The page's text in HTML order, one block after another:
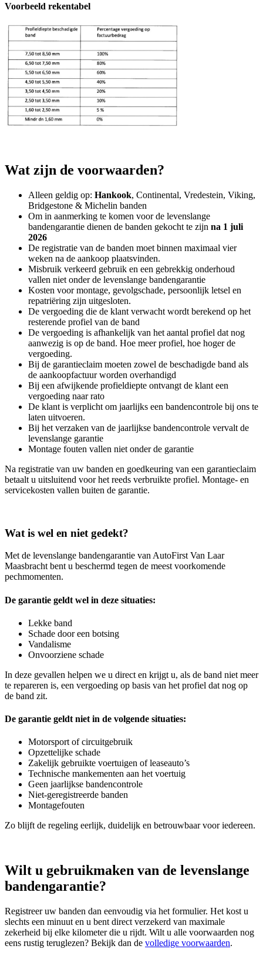
Voorbeeld rekentabel
Wat zijn de voorwaarden?
Alleen geldig op: Hankook, Continental, Vredestein, Viking,
Bridgestone & Michelin banden
Om in aanmerking te komen voor de levenslange
bandengarantie dienen de banden gekocht te zijn na 1 juli
2026
De registratie van de banden moet binnen maximaal vier
weken na de aankoop plaatsvinden.
Misbruik verkeerd gebruik en een gebrekkig onderhoud
vallen niet onder de levenslange bandengarantie
Kosten voor montage, gevolgschade, persoonlijk letsel en
repatriëring zijn uitgesloten.
De vergoeding die de klant verwacht wordt berekend op het
resterende profiel van de band
De vergoeding is afhankelijk van het aantal profiel dat nog
aanwezig is op de band. Hoe meer profiel, hoe hoger de
vergoeding.
Bij de garantieclaim moeten zowel de beschadigde band als
de aankoopfactuur worden overhandigd
Bij een afwijkende profieldiepte ontvangt de klant een
vergoeding naar rato
De klant is verplicht om jaarlijks een bandencontrole bij ons te
laten uitvoeren.
Bij het verzaken van de jaarlijkse bandencontrole vervalt de
levenslange garantie
Montage fouten vallen niet onder de garantie
Na registratie van uw banden en goedkeuring van een garantieclaim
betaalt u uitsluitend voor het reeds verbruikte profiel. Montage- en
servicekosten vallen buiten de garantie.
Wat is wel en niet gedekt?
Met de levenslange bandengarantie van AutoFirst Van Laar
Maasbracht bent u beschermd tegen de meest voorkomende
pechmomenten.
De garantie geldt wel in deze situaties:
Lekke band
Schade door een botsing
Vandalisme
Onvoorziene schade
In deze gevallen helpen we u direct en krijgt u, als de band niet meer
te repareren is, een vergoeding op basis van het profiel dat nog op
de band zit.
De garantie geldt niet in de volgende situaties:
Motorsport of circuitgebruik
Opzettelijke schade
Zakelijk gebruikte voertuigen of leaseauto’s
Technische mankementen aan het voertuig
Geen jaarlijkse bandencontrole
Niet‑geregistreerde banden
Montagefouten
Zo blijft de regeling eerlijk, duidelijk en betrouwbaar voor iedereen.
Wilt u gebruikmaken van de levenslange
bandengarantie?
Registreer uw banden dan eenvoudig via het formulier. Het kost u
slechts een minuut en u bent direct verzekerd van maximale
zekerheid bij elke kilometer die u rijdt. Wilt u alle voorwaarden nog
eens rustig teruglezen? Bekijk dan de volledige voorwaarden.